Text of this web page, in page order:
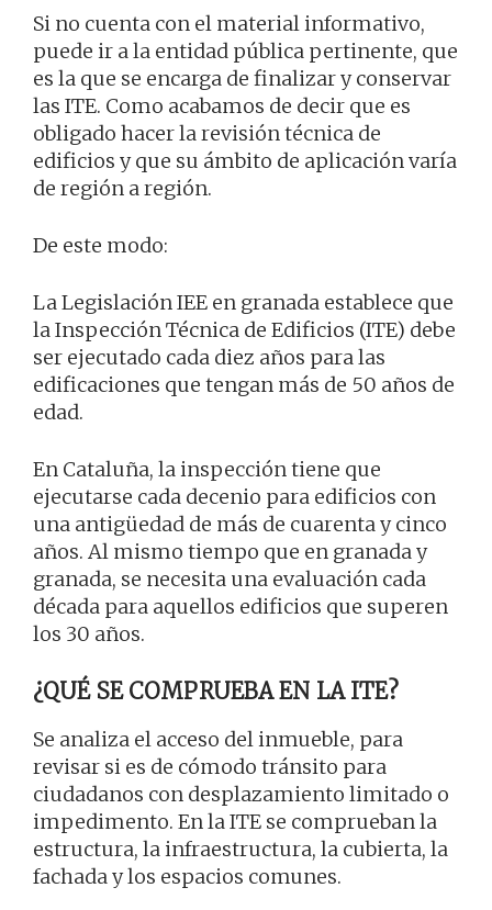
Si no cuenta con el material informativo,
puede ir a la entidad pública pertinente, que
es la que se encarga de finalizar y conservar
las ITE. Como acabamos de decir que es
obligado hacer la revisión técnica de
edificios y que su ámbito de aplicación varía
de región a región.
De este modo:
La Legislación IEE en granada establece que
la Inspección Técnica de Edificios (ITE) debe
ser ejecutado cada diez años para las
edificaciones que tengan más de 50 años de
edad.
En Cataluña, la inspección tiene que
ejecutarse cada decenio para edificios con
una antigüedad de más de cuarenta y cinco
años. Al mismo tiempo que en granada y
granada, se necesita una evaluación cada
década para aquellos edificios que superen
los 30 años.
¿QUÉ SE COMPRUEBA EN LA ITE?
Se analiza el acceso del inmueble, para
revisar si es de cómodo tránsito para
ciudadanos con desplazamiento limitado o
impedimento. En la ITE se comprueban la
estructura, la infraestructura, la cubierta, la
fachada y los espacios comunes.